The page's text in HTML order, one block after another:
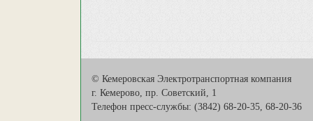
© Кемеровская Электротранспортная компания
г. Кемерово, пр. Советский, 1
Телефон пресс-службы: (3842) 68-20-35, 68-20-36